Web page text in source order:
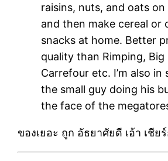
raisins, nuts, and oats
and then make cereal or
snacks at home. Better
quality than Rimping, Big
Carrefour etc. I’m also
the small guy doing his
the face of the
ของเยอะ ถูก อัธยาศัยดี เอ้า เชีย